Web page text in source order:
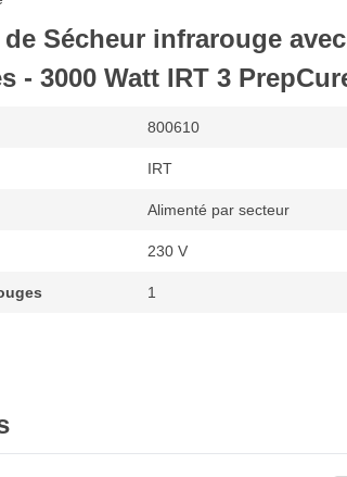
Sécheur infrarouge
- 3000 Watt IRT 3
800610
IRT
Alimenté par secteur
230 V
1
x 1.400mm